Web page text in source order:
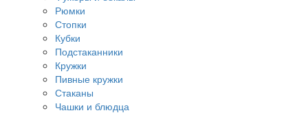
Рюмки
Стопки
Кубки
Подстаканники
Кружки
Пивные кружки
Стаканы
Чашки и блюдца